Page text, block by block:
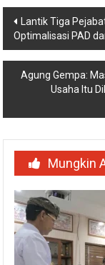
Navigasi
pos
Lantik Tiga
Optimalisasi PAD
Agung Gempa:
Usaha Itu
Mungkin